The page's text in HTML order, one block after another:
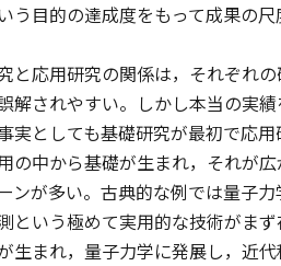
う目的の達成度をもって成果の尺
と応用研究の関係は，それぞれ
解されやすい。しかし本当の実
実としても基礎研究が最初で応
の中から基礎が生まれ，それが
ンが多い。古典的な例では量子
という極めて実用的な技術がま
生まれ，量子力学に発展し，近代